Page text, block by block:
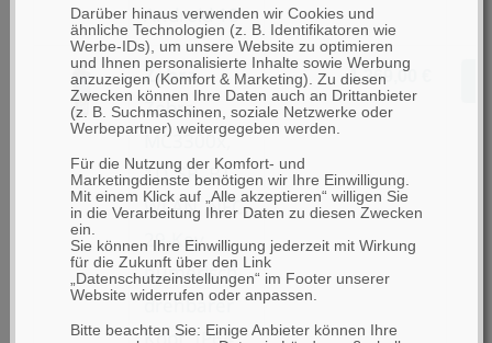
Darüber hinaus verwenden wir Cookies und
ähnliche Technologien (z. B. Identifikatoren wie
Werbe-IDs), um unsere Website zu optimieren
und Ihnen personalisierte Inhalte sowie Werbung
anzuzeigen (Komfort & Marketing). Zu diesen
Zwecken können Ihre Daten auch an Drittanbieter
(z. B. Suchmaschinen, soziale Netzwerke oder
Werbepartner) weitergegeben werden.
Für die Nutzung der Komfort- und
Marketingdienste benötigen wir Ihre Einwilligung.
Mit einem Klick auf „Alle akzeptieren“ willigen Sie
in die Verarbeitung Ihrer Daten zu diesen Zwecken
ein.
Sie können Ihre Einwilligung jederzeit mit Wirkung
für die Zukunft über den Link
„Datenschutzeinstellungen“ im Footer unserer
Website widerrufen oder anpassen.
Bitte beachten Sie: Einige Anbieter können Ihre
Android 10
Zebra
Zebra
MC3300x,
1D, SR, BT,
WLAN, NFC,
29-Key
numerisch,
drehbarer
Kopf, IP64,
1.369,00 €